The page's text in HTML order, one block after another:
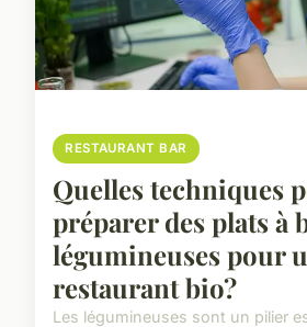
RESTAURANT BAR
Quelles techniques
préparer des plats à
légumineuses pour
restaurant bio?
Les légumineuses sont un pilier